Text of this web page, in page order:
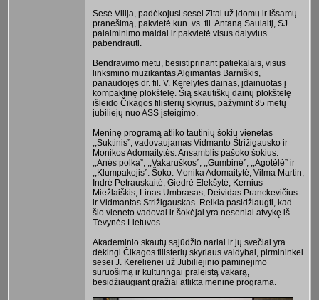
Sesė Vilija, padėkojusi sesei Zitai už įdomų ir išsamų
pranešimą, pakvietė kun. vs. fil. Antaną Saulaitį, SJ
palaiminimo maldai ir pakvietė visus dalyvius
pabendrauti.
Bendravimo metu, besistiprinant patiekalais, visus
linksmino muzikantas Algimantas Barniškis,
panaudojęs dr. fil. V. Kerelytės dainas, įdainuotas į
kompaktinę plokštelę. Šią skautiškų dainų plokštelę
išleido Čikagos filisterių skyrius, pažymint 85 metų
jubiliejų nuo ASS įsteigimo.
Meninę programą atliko tautinių šokių vienetas
,,Suktinis”, vadovaujamas Vidmanto Strižigausko ir
Monikos Adomaitytės. Ansamblis pašoko šokius:
,,Anės polka”, ,,Vakaruškos”, ,,Gumbinė”, ,,Agotėlė” ir
,,Klumpakojis”. Šoko: Monika Adomaitytė, Vilma Martin,
Indrė Petrauskaitė, Giedrė Elekšytė, Kernius
Miežlaiškis, Linas Umbrasas, Deividas Pranckevičius
ir Vidmantas Strižigauskas. Reikia pasidžiaugti, kad
šio vieneto vadovai ir šokėjai yra neseniai atvykę iš
Tėvynės Lietuvos.
Akademinio skautų sąjūdžio nariai ir jų svečiai yra
dėkingi Čikagos filisterių skyriaus valdybai, pirmininkei
sesei J. Kerelienei už Jubiliejinio paminėjimo
suruošimą ir kultūringai praleistą vakarą,
besidžiaugiant gražiai atlikta menine programa.